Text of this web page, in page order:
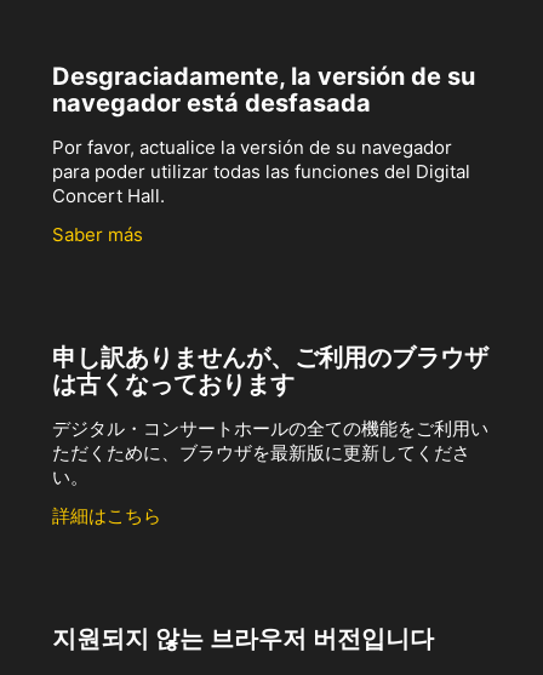
Desgraciadamente, la versión de su
navegador está desfasada
Por favor, actualice la versión de su navegador
para poder utilizar todas las funciones del Digital
Concert Hall.
Saber más
申し訳ありませんが、ご利用のブラウザ
は古くなっております
デジタル・コンサートホールの全ての機能をご利用い
ただくために、ブラウザを最新版に更新してくださ
い。
詳細はこちら
지원되지 않는 브라우저 버전입니다